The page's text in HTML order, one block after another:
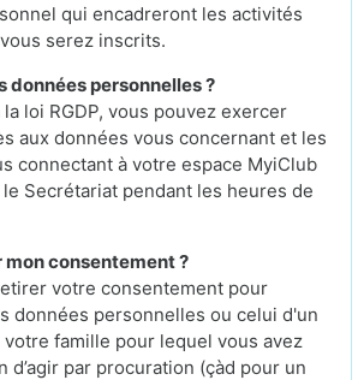
qui encadreront les activités
serez inscrits.
données personnelles ?
loi RGDP, vous pouvez exercer
aux données vous concernant et les
connectant à votre espace MyiClub
Secrétariat pendant les heures de
consentement ?
votre consentement pour
données personnelles ou celui d'un
famille pour lequel vous avez
d’agir par procuration (çàd pour un